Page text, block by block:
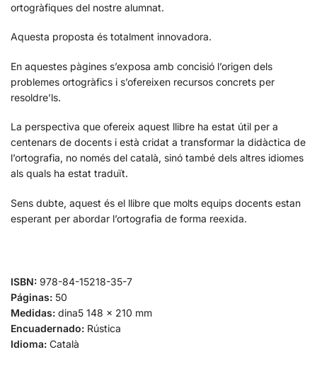
ortogràfiques del nostre alumnat.
Aquesta proposta és totalment innovadora.
En aquestes pàgines s’exposa amb concisió l’origen dels
problemes ortogràfics i s’ofereixen recursos concrets per
resoldre’ls.
La perspectiva que ofereix aquest llibre ha estat útil per a
centenars de docents i està cridat a transformar la didàctica de
l’ortografia, no només del català, sinó també dels altres idiomes
als quals ha estat traduït.
Sens dubte, aquest és el llibre que molts equips docents estan
esperant per abordar l’ortografia de forma reexida.
ISBN: 978-84-15218-35-7
Páginas: 50
Medidas: dina5 148 × 210 mm
Encuadernado: Rústica
Idioma: Català